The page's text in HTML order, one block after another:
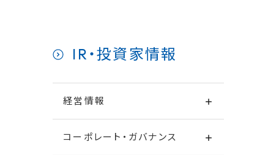
IR・投資家情報
経営情報
コーポレート・ガバナンス